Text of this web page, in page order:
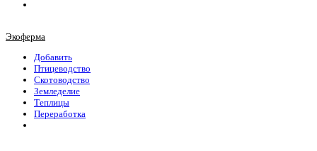
Экоферма
Добавить
Птицеводство
Скотоводство
Земледелие
Теплицы
Переработка